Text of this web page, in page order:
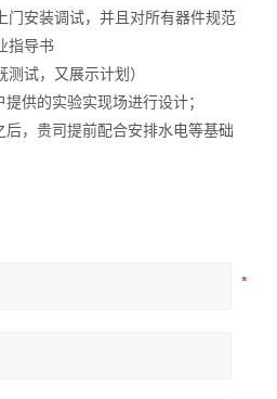
门安装调试，并且对所有器件规范
指导书
试，又展示计划）
供的实验实现场进行设计；
后，贵司提前配合安排水电等基础